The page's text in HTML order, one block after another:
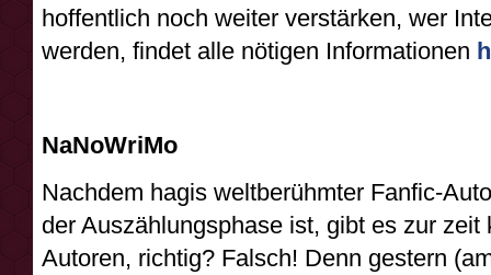
hoffentlich noch weiter verstärken, wer
werden, findet alle nötigen Informationen
NaNoWriMo
Nachdem hagis weltberühmter Fanfic-
der Auszählungsphase ist, gibt es zur
Autoren, richtig? Falsch! Denn gestern